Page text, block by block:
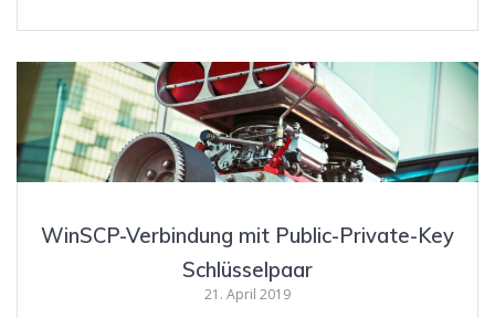
WinSCP-Verbindung mit Public-Private-Key
Schlüsselpaar
21. April 2019